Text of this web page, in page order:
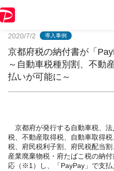
2020/7/2 導入事例
京都府税の納付書が「
～自動車税種別割、不動
払いが可能に～
京都府が発行する自動車税、
税、不動産取得税、自動車取得
税、府民税利子割、府民税配当
産業廃棄物税・府たばこ税の納
応（※1）し、「PayPay」で支払